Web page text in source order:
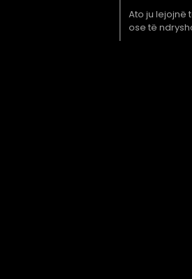
Ato ju lejojnë
ose të